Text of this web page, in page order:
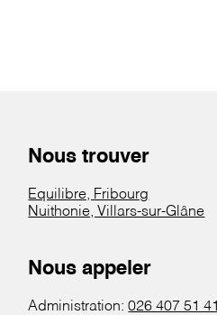
Nous trouver
Equilibre, Fribourg
Nuithonie, Villars-sur-Glâne
Nous appeler
Administration:026 407 51 41